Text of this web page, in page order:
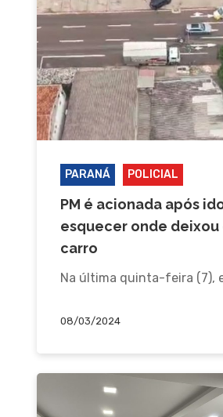
PARANÁ POLICIAL
PM é acionada após
esquecer onde deixou
carro
Na última quinta-feira (7),
08/03/2024